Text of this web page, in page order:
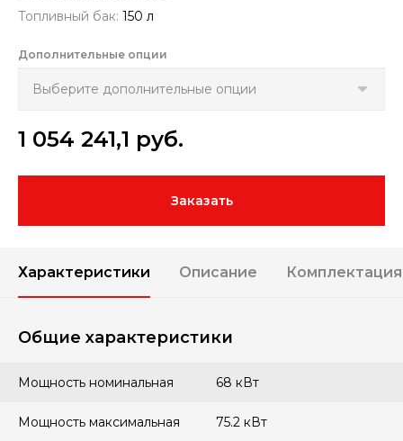
Топливный бак: 150 л
Дополнительные опции
1 054 241,1 руб.
Заказать
Характеристики Описание Комплектация
Общие характеристики
Мощность номинальная 68 кВт
Мощность максимальная 75.2 кВт